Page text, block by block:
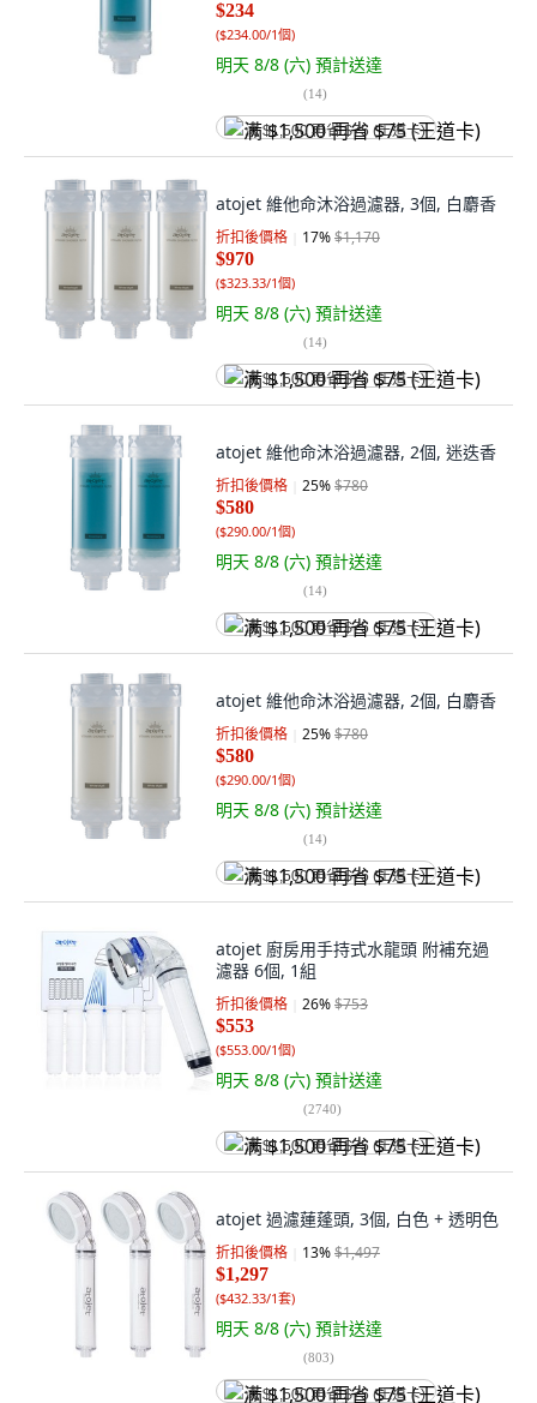
$234
($234.00/1個)
明天 8/8 (六) 預計送達
(14)
满 $1,500 再省 $75 (王道卡)
atojet 維他命沐浴過濾器, 3個, 白麝香
折扣後價格 17%$1,170
$970
($323.33/1個)
明天 8/8 (六) 預計送達
(14)
满 $1,500 再省 $75 (王道卡)
atojet 維他命沐浴過濾器, 2個, 迷迭香
折扣後價格 25%$780
$580
($290.00/1個)
明天 8/8 (六) 預計送達
(14)
满 $1,500 再省 $75 (王道卡)
atojet 維他命沐浴過濾器, 2個, 白麝香
折扣後價格 25%$780
$580
($290.00/1個)
明天 8/8 (六) 預計送達
(14)
满 $1,500 再省 $75 (王道卡)
atojet 廚房用手持式水龍頭 附補充過
濾器 6個, 1組
折扣後價格 26%$753
$553
($553.00/1個)
明天 8/8 (六) 預計送達
(2740)
满 $1,500 再省 $75 (王道卡)
atojet 過濾蓮蓬頭, 3個, 白色 + 透明色
折扣後價格 13%$1,497
$1,297
($432.33/1套)
明天 8/8 (六) 預計送達
(803)
满 $1,500 再省 $75 (王道卡)